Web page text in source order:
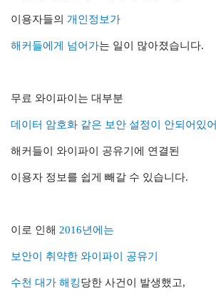
이용자들의 개인정보가
해커들에게 넘어가는 일이 많아졌습니다.
무료 와이파이는 대부분
데이터 암호화 같은 보안 설정이 안되어있어
해커들이 와이파이 공유기에 연결된
이용자 정보를 쉽게 빼갈 수 있습니다.
이로 인해 2016년에는
보안이 취약한 와이파이 공유기
수천 대가 해킹당한 사건이 발생했고,